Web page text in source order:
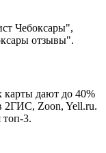
Чебоксары",
отзывы".
карты дают до 40%
2ГИС, Zoon, Yell.ru.
3.